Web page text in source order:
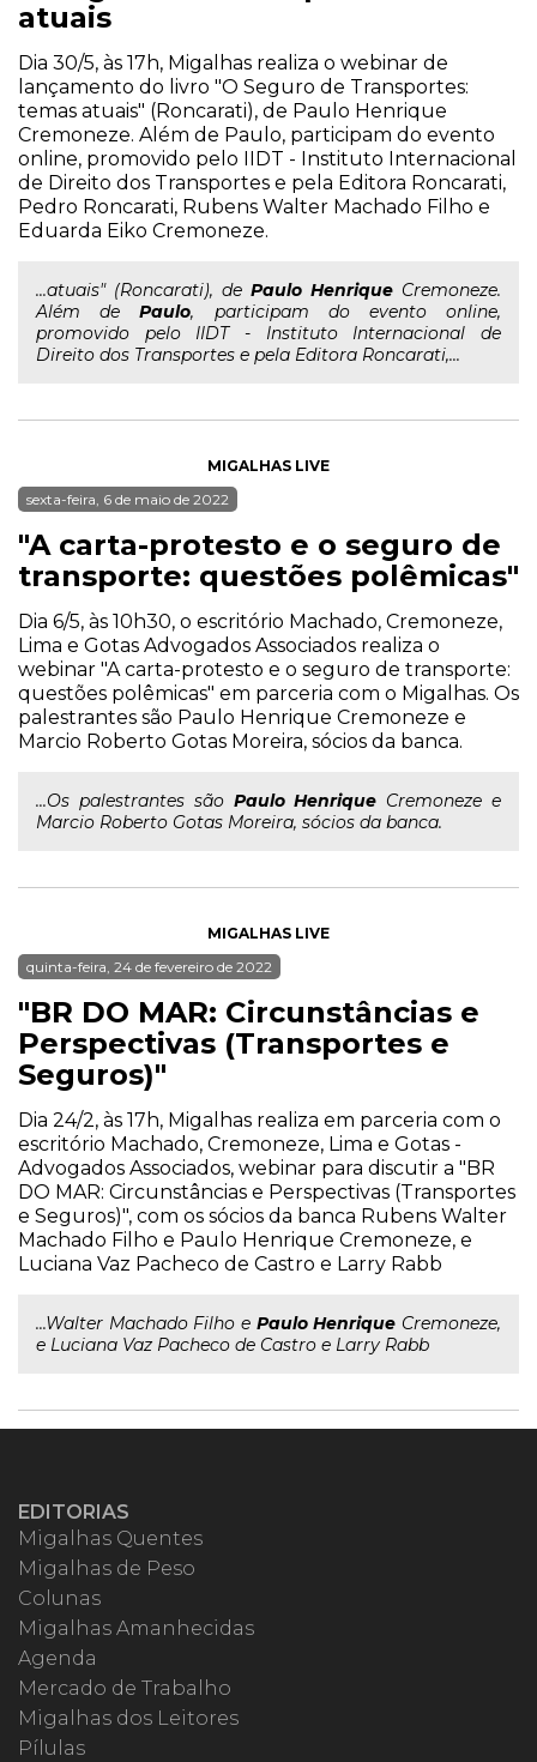
atuais
Dia 30/5, às 17h, Migalhas realiza o webinar de
lançamento do livro "O Seguro de Transportes:
temas atuais" (Roncarati), de Paulo Henrique
Cremoneze. Além de Paulo, participam do evento
online, promovido pelo IIDT - Instituto Internacional
de Direito dos Transportes e pela Editora Roncarati,
Pedro Roncarati, Rubens Walter Machado Filho e
Eduarda Eiko Cremoneze.
...atuais" (Roncarati), de Paulo Henrique Cremoneze.
Além dePaulo, participam do evento online,
promovido pelo IIDT - Instituto Internacional de
Direito dos Transportes e pela Editora Roncarati,...
MIGALHAS LIVE
sexta-feira, 6 de maio de 2022
"A carta-protesto e o seguro de
transporte: questões polêmicas"
Dia 6/5, às 10h30, o escritório Machado, Cremoneze,
Lima e Gotas Advogados Associados realiza o
webinar "A carta-protesto e o seguro de transporte:
questões polêmicas" em parceria com o Migalhas. Os
palestrantes são Paulo Henrique Cremoneze e
Marcio Roberto Gotas Moreira, sócios da banca.
...Os palestrantes são Paulo Henrique Cremoneze e
Marcio Roberto Gotas Moreira, sócios da banca.
MIGALHAS LIVE
quinta-feira, 24 de fevereiro de 2022
"BR DO MAR: Circunstâncias e
Perspectivas (Transportes e
Seguros)"
Dia 24/2, às 17h, Migalhas realiza em parceria com o
escritório Machado, Cremoneze, Lima e Gotas -
Advogados Associados, webinar para discutir a "BR
DO MAR: Circunstâncias e Perspectivas (Transportes
e Seguros)", com os sócios da banca Rubens Walter
Machado Filho e Paulo Henrique Cremoneze, e
Luciana Vaz Pacheco de Castro e Larry Rabb
...Walter Machado Filho e Paulo Henrique Cremoneze,
e Luciana Vaz Pacheco de Castro e Larry Rabb
EDITORIAS
Migalhas Quentes
Migalhas de Peso
Colunas
Migalhas Amanhecidas
Agenda
Mercado de Trabalho
Migalhas dos Leitores
Pílulas